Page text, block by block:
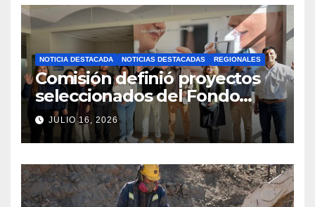
NOTICIA DESTACADA NOTICIAS DESTACADAS REGIONALES
Comisión definió proyectos
seleccionados del Fondo
Concursable 2026 de Nueva
Atacama
JULIO 16, 2026